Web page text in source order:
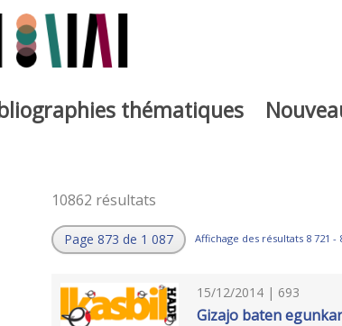
thématiques
10862 résultats
Page 873 de 1 087 Affichage des résultats 8 721 -
15/12/2014 | 693
Gizajo baten